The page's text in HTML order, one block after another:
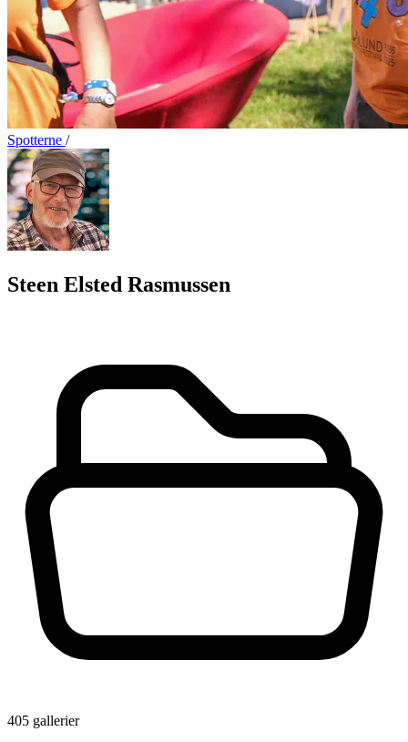
Spotterne /
Steen Elsted Rasmussen
405 gallerier